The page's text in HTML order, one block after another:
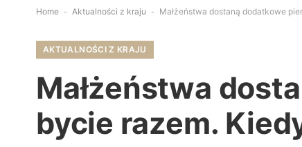
Home - Aktualności z kraju - Małżeństwa dostaną dodatkowe
AKTUALNOŚCI Z KRAJU
Małżeństwa
bycie razem.